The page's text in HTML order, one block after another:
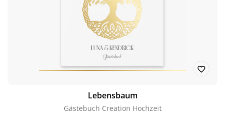
Lebensbaum
Gästebuch Creation Hochzeit